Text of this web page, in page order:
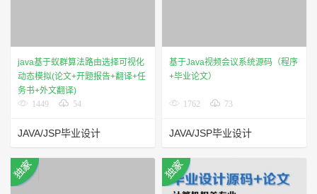
java基于蚁群算法路由选择可视化
动态模拟(论文+开题报告+翻译+任
务书+外文翻译)
1449 54
JAVA/JSP毕业设计
基于Java视频会议系统源码（程序
+毕业论文）
1762 73
JAVA/JSP毕业设计